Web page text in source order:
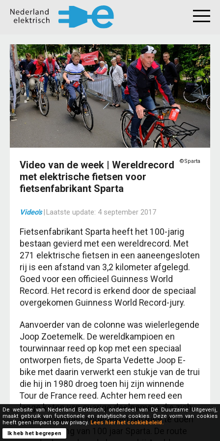
©Sparta
Video van de week | Wereldrecord
met elektrische fietsen voor
fietsenfabrikant Sparta
Video's|Laatste update: 4 september 2017
Fietsenfabrikant Sparta heeft het 100-jarig
bestaan gevierd met een wereldrecord. Met
271 elektrische fietsen in een aaneengesloten
rij is een afstand van 3,2 kilometer afgelegd.
Goed voor een officieel Guinness World
Record. Het record is erkend door de speciaal
overgekomen Guinness World Record-jury.
Aanvoerder van de colonne was wielerlegende
Joop Zoetemelk. De wereldkampioen en
tourwinnaar reed op kop met een speciaal
ontworpen fiets, de Sparta Vedette Joop E-
bike met daarin verwerkt een stukje van de trui
die hij in 1980 droeg toen hij zijn winnende
Tour de France reed. Achter hem reed een
lange keten van overige deelnemers die zich
massaal hadden opgegeven om mee te doen
met de viering van 100 jaar Sparta. De route
De website van Nederland Elektrisch, onderdeel van Dé Duurzame Uitgeverij,
maakt gebruik van functionele en analytische cookies. Deze vorm van cookies
heeft geen impact op uw privacy. Lees hier het cookiebeleid.
Ik heb het begrepen